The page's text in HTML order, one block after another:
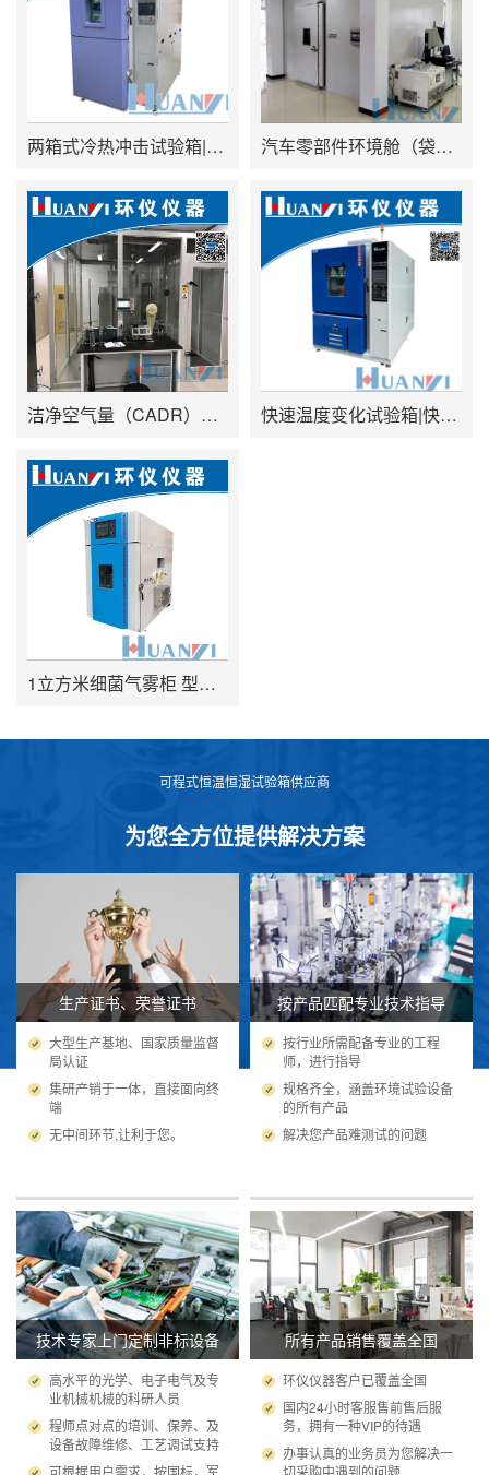
两箱式冷热冲击试验箱|二箱式冷热冲击试验箱|高低温冲击试验箱 型号：HYTW 汽车零部件环境舱（袋子法）|整车袋子法测试舱|袋子法气候舱 型号：HYDV
洁净空气量（CADR）试验舱 型号：HYQW-30B 快速温度变化试验箱|快速温变试验箱|快温变试验箱 型号：HYQT
1立方米细菌气雾柜 型号：HYKJ-1000
可程式恒温恒湿试验箱供应商
为您全方位提供解决方案
生产证书、荣誉证书
大型生产基地、国家质量监督
局认证
集研产销于一体，直接面向终
端
无中间环节,让利于您。
按产品匹配专业技术指导
按行业所需配备专业的工程
师，进行指导
规格齐全，涵盖环境试验设备
的所有产品
解决您产品难测试的问题
技术专家上门定制非标设备
高水平的光学、电子电气及专
业机械机械的科研人员
程师点对点的培训、保养、及
设备故障维修、工艺调试支持
所有产品销售覆盖全国
环仪仪器客户已覆盖全国
国内24小时客服售前售后服
务，拥有一种VIP的待遇
办事认真的业务员为您解决一